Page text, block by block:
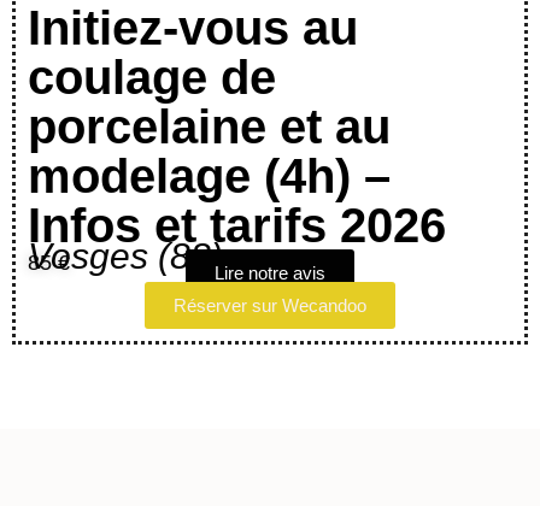
Initiez-vous au
coulage de
porcelaine et au
modelage (4h) –
Infos et tarifs 2026
Vosges (88)
85 €
Lire notre avis
Réserver sur Wecandoo